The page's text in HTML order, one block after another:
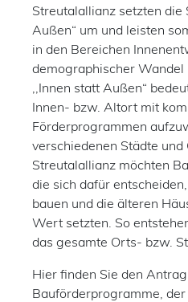
Streutalallianz setzten die
Außen“ um und leisten
in den Bereichen
demographischer
,,Innen statt Außen“
Innen- bzw. Altort mit
Förderprogrammen
verschiedenen Städte und
Streutalallianz möchten
die sich dafür
bauen und die älteren
Wert setzten. So
das gesamte Orts- bzw.
Hier finden Sie den
Bauförderprogramme,